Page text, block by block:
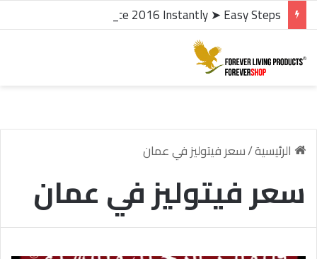
الرئيسية/سعر فيتوليز في عمان
سعر فيتوليز في عمان